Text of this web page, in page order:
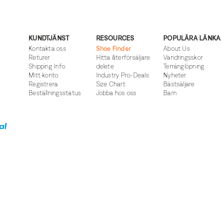
KUNDTJÄNST
Kontakta oss
Returer
Shipping Info
Mitt konto
Registrera
Beställningsstatus
RESOURCES
Shoe Finder
Hitta återförsäljare
delete
Industry Pro-Deals
Size Chart
Jobba hos oss
POPULÄRA
About Us
Vandringsskor
Terränglöpning
Nyheter
Bästsäljare
Barn